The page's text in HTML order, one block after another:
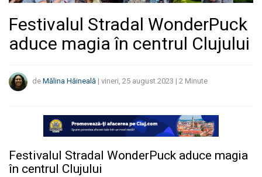
Festivalul Stradal WonderPuck
aduce magia în centrul Clujului
de Mălina Hăineală | vineri, 25 august 2023 | 2 Minute
Festivalul Stradal WonderPuck aduce magia
în centrul Clujului